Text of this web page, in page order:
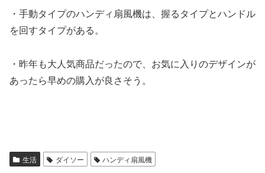
・手動タイプのハンディ扇風機は、握るタイプとハンドル
を回すタイプがある。
・昨年も大人気商品だったので、お気に入りのデザインが
あったら早めの購入が良さそう。
生活 ダイソー ハンディ扇風機